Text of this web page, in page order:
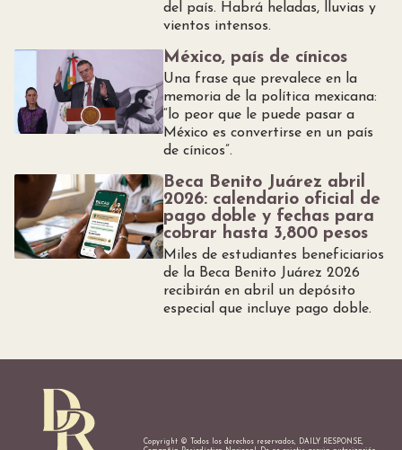
del país. Habrá heladas, lluvias y
vientos intensos.
México, país de cínicos
Una frase que prevalece en la
memoria de la política mexicana:
“lo peor que le puede pasar a
México es convertirse en un país
de cínicos”.
Beca Benito Juárez abril
2026: calendario oficial de
pago doble y fechas para
cobrar hasta 3,800 pesos
Miles de estudiantes beneficiarios
de la Beca Benito Juárez 2026
recibirán en abril un depósito
especial que incluye pago doble.
Copyright © Todos los derechos reservados, DAILY RESPONSE,